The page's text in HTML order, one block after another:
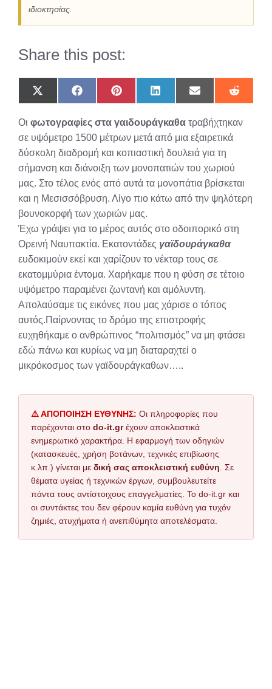
ιδιοκτησίας.
Share this post:
Share
on
(Twitter)
Share
on
Share
on
Share
on
Share
on
Share
on
Οι φωτογραφίες στα γαιδουράγκαθα τραβήχτηκαν
σε υψόμετρο 1500 μέτρων μετά από μια εξαιρετικά
δύσκολη διαδρομή και κοπιαστική δουλειά για τη
σήμανση και διάνοιξη των μονοπατιών του χωριού
μας. Στο τέλος ενός από αυτά τα μονοπάτια βρίσκεται
και η Μεσισσόβρυση. Λίγο πιο κάτω από την ψηλότερη
βουνοκορφή των χωριών μας.
Έχω γράψει για το μέρος αυτός στο οδοιπορικό στη
Ορεινή Ναυπακτία. Εκατοντάδες γαϊδουράγκαθα
ευδοκιμούν εκεί και χαρίζουν το νέκταρ τους σε
εκατομμύρια έντομα. Χαρήκαμε που η φύση σε τέτοιο
υψόμετρο παραμένει ζωντανή και αμόλυντη.
Απολαύσαμε τις εικόνες που μας χάρισε ο τόπος
αυτός.Παίρνοντας το δρόμο της επιστροφής
ευχηθήκαμε ο ανθρώπινος “πολιτισμός” να μη φτάσει
εδώ πάνω και κυρίως να μη διαταραχτεί ο
μικρόκοσμος των γαϊδουράγκαθων…..
⚠️ ΑΠΟΠΟΙΗΣΗ ΕΥΘΥΝΗΣ: Οι πληροφορίες που
παρέχονται στο do-it.grέχουν αποκλειστικά
ενημερωτικό χαρακτήρα. Η εφαρμογή των οδηγιών
(κατασκευές, χρήση βοτάνων, τεχνικές επιβίωσης
κ.λπ.) γίνεται με δική σας αποκλειστική ευθύνη . Σε
θέματα υγείας ή τεχνικών έργων, συμβουλευτείτε
πάντα τους αντίστοιχους επαγγελματίες. Το do-it.gr και
οι συντάκτες του δεν φέρουν καμία ευθύνη για τυχόν
ζημιές, ατυχήματα ή ανεπιθύμητα αποτελέσματα.